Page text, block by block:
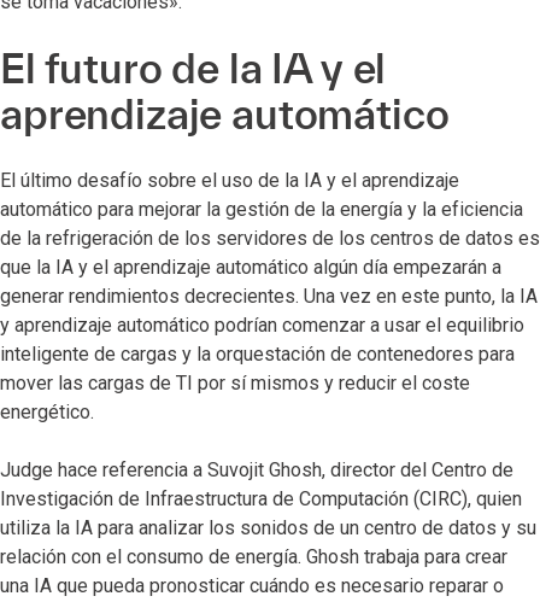
El futuro de la IA y el
aprendizaje automático
El último desafío sobre el uso de la IA y el aprendizaje
automático para mejorar la gestión de la energía y la eficiencia
de la refrigeración de los servidores de los centros de datos es
que la IA y el aprendizaje automático algún día empezarán a
generar rendimientos decrecientes. Una vez en este punto, la IA
y aprendizaje automático podrían comenzar a usar el equilibrio
inteligente de cargas y la orquestación de contenedores para
mover las cargas de TI por sí mismos y reducir el coste
energético.
Judge hace referencia a Suvojit Ghosh, director del Centro de
Investigación de Infraestructura de Computación (CIRC), quien
utiliza la IA para analizar los sonidos de un centro de datos y su
relación con el consumo de energía. Ghosh trabaja para crear
una IA que pueda pronosticar cuándo es necesario reparar o